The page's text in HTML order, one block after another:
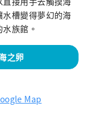
槽變得夢幻的海
族館。
之卵
Map